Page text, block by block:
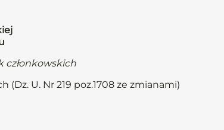
członkowskich
U. Nr 219 poz.1708 ze zmianami)